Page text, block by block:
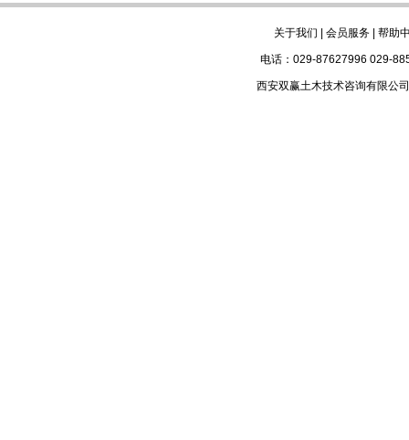
关于我们 会员服务 帮助
电话：029-87627996 029-
西安双赢土木技术咨询有限公